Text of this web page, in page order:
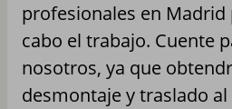
profesionales en Madrid
cabo el trabajo. Cuente
nosotros, ya que
desmontaje y traslado